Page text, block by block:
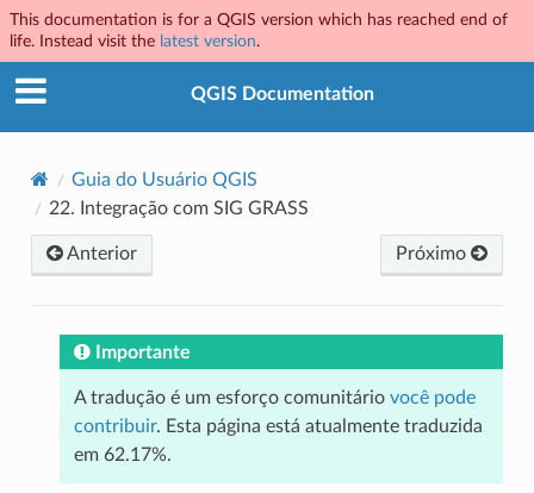
This documentation is for a QGIS version which has reached end of
life. Instead visit the latest version.
QGIS Documentation
Guia do Usuário QGIS
22.
Integração com SIG GRASS
Anterior Próximo
Importante
A tradução é um esforço comunitário você pode
contribuir. Esta página está atualmente traduzida
em 62.17%.